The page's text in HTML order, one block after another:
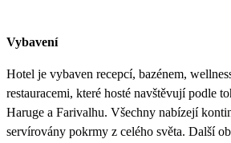
Vybavení
Hotel je vybaven recepcí, bazénem,
restauracemi, které hosté navštěvují podle
Haruge a Farivalhu. Všechny nabízejí
servírovány pokrmy z celého světa. Další